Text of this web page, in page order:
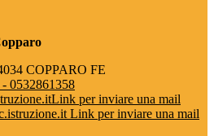
COPPARO FE
0532861358
Link per inviare una mail
Link per inviare una mail